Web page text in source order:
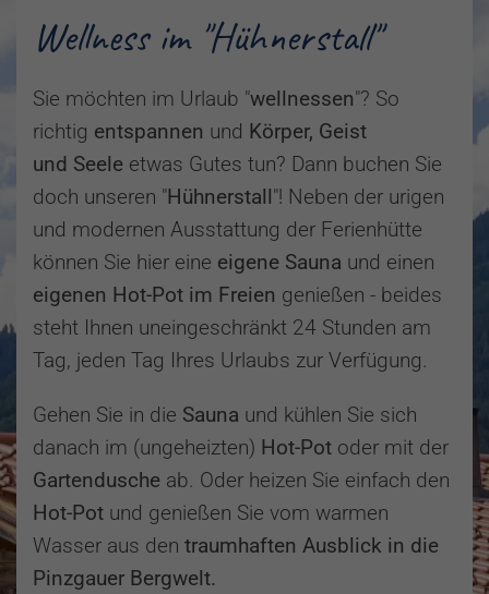
Wellness im "Hühnerstall"
Sie möchten im Urlaub "wellnessen"? So
richtig entspannen und Körper, Geist
und Seele etwas Gutes tun? Dann buchen Sie
doch unseren "Hühnerstall"! Neben der urigen
und modernen Ausstattung der Ferienhütte
können Sie hier eine eigene Sauna und einen
eigenen Hot-Pot im Freien genießen - beides
steht Ihnen uneingeschränkt 24 Stunden am
Tag, jeden Tag Ihres Urlaubs zur Verfügung.
Gehen Sie in die Sauna und kühlen Sie sich
danach im (ungeheizten) Hot-Pot oder mit der
Gartendusche ab. Oder heizen Sie einfach den
Hot-Pot und genießen Sie vom warmen
Wasser aus den traumhaften Ausblick in die
Pinzgauer Bergwelt.